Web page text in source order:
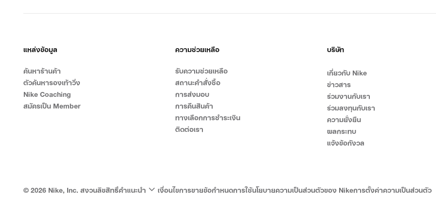
แหล่งข้อมูล
ค้นหาร้านค้า
ตัวค้นหารองเท้าวิ่ง
Nike Coaching
สมัครเป็น Member
ความช่วยเหลือ
รับความช่วยเหลือ
สถานะคำสั่งซื้อ
การส่งมอบ
การคืนสินค้า
ทางเลือกการชำระเงิน
ติดต่อเรา
บริษัท
เกี่ยวกับ Nike
ข่าวสาร
ร่วมงานกับเรา
ร่วมลงทุนกับเรา
ความยั่งยืน
ผลกระทบ
แจ้งข้อกังวล
©2026Nike, Inc. สงวนลิขสิทธิ์คำแนะนำ เงื่อนไขการขายข้อกำหนดการใช้นโยบายความเป็นส่วนตัวของ Nikeการตั้งค่าความเป็นส่วนตัว